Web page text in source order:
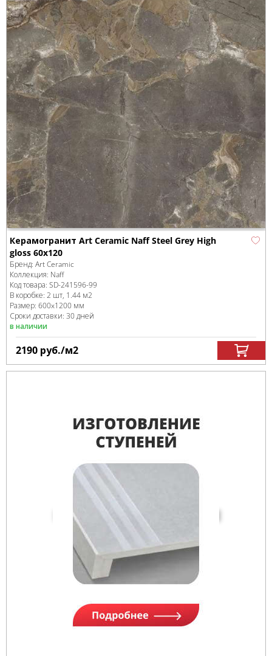
Керамогранит Art Ceramic Naff Steel Grey High
gloss 60x120
Бренд: Art Ceramic
Коллекция: Naff
Код товара: SD-241596-99
В коробке: 2 шт, 1.44 м2
Размер: 600x1200 мм
Сроки доставки: 30 дней
в наличии
2190 руб./м2